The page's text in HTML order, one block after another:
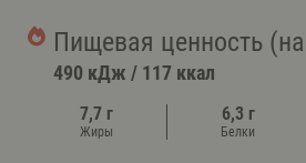
Пищевая ценность
490 кДж / 117 ккал
7,7 г
Жиры
6,3 г
Белки